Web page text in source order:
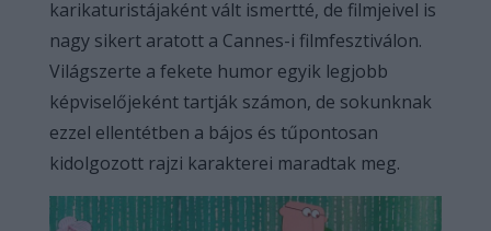
karikaturistájaként vált ismertté, de filmjeivel is
nagy sikert aratott a Cannes-i filmfesztiválon.
Világszerte a fekete humor egyik legjobb
képviselőjeként tartják számon, de sokunknak
ezzel ellentétben a bájos és tűpontosan
kidolgozott rajzi karakterei maradtak meg.